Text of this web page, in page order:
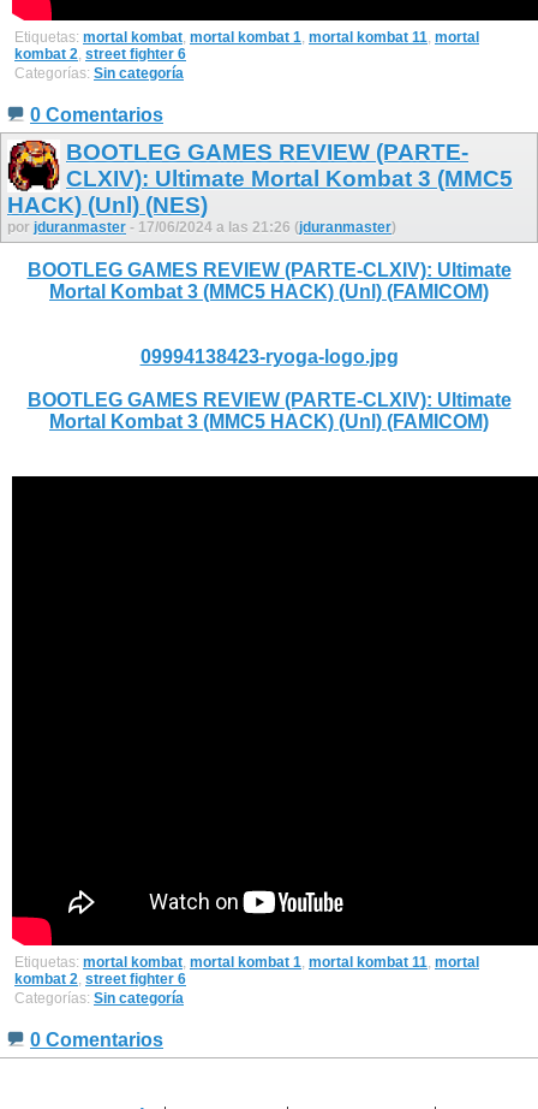
Etiquetas: mortal kombat, mortal kombat 1, mortal kombat 11, mortal
kombat 2, street fighter 6
Categorías: Sin categoría
0 Comentarios
BOOTLEG GAMES REVIEW (PARTE-
CLXIV): Ultimate Mortal Kombat 3 (MMC5
HACK) (Unl) (NES)
por jduranmaster - 17/06/2024 a las 21:26 (jduranmaster)
BOOTLEG GAMES REVIEW (PARTE-CLXIV): Ultimate
Mortal Kombat 3 (MMC5 HACK) (Unl) (FAMICOM)
09994138423-ryoga-logo.jpg
BOOTLEG GAMES REVIEW (PARTE-CLXIV): Ultimate
Mortal Kombat 3 (MMC5 HACK) (Unl) (FAMICOM)
Etiquetas: mortal kombat mortal kombat 1 mortal kombat 11 mortal
kombat 2 street fighter 6
Categorías: Sin categoría
0 Comentarios